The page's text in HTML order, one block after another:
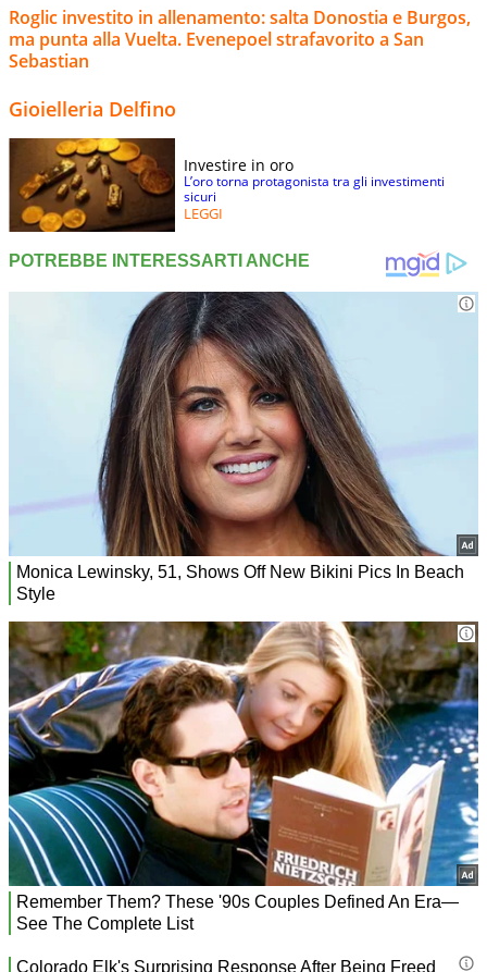
Roglic investito in allenamento: salta Donostia e Burgos,
ma punta alla Vuelta. Evenepoel strafavorito a San
Sebastian
Gioielleria Delfino
Investire in oro
L’oro torna protagonista tra gli investimenti
sicuri
LEGGI